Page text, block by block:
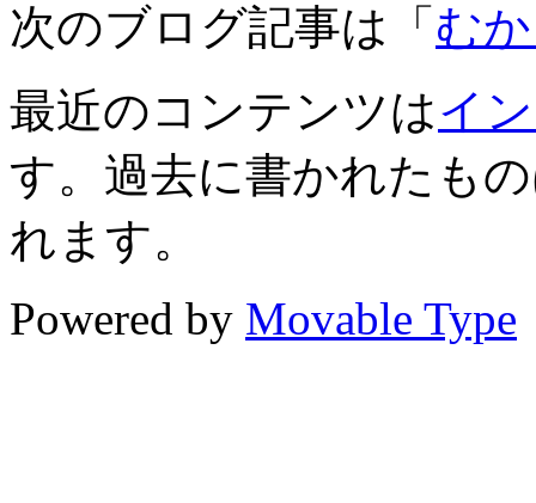
次のブログ記事は「 む
最近のコンテンツはイ
す。過去に書かれたも
れます。
Powered by Movable Type